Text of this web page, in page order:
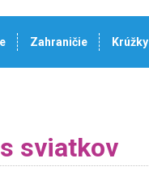
Zahraničie Krúžky
sviatkov